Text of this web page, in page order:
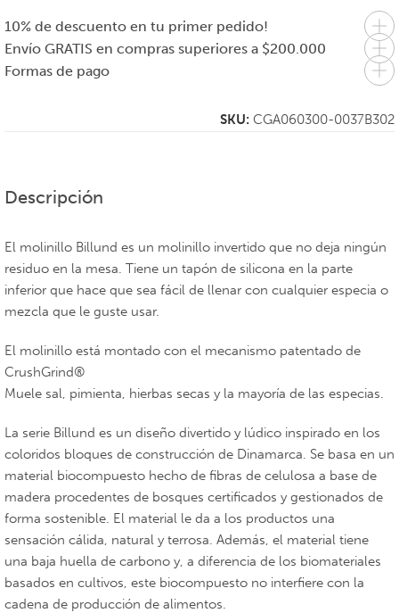
10% de descuento en tu primer pedido!
Envío GRATIS en compras superiores a $200.000
Formas de pago
SKU: CGA060300-0037B302
Descripción
El molinillo Billund es un molinillo invertido que no deja ningún
residuo en la mesa. Tiene un tapón de silicona en la parte
inferior que hace que sea fácil de llenar con cualquier especia o
mezcla que le guste usar.
El molinillo está montado con el mecanismo patentado de
CrushGrind®
Muele sal, pimienta, hierbas secas y la mayoría de las especias.
La serie Billund es un diseño divertido y lúdico inspirado en los
coloridos bloques de construcción de Dinamarca. Se basa en un
material biocompuesto hecho de fibras de celulosa a base de
madera procedentes de bosques certificados y gestionados de
forma sostenible. El material le da a los productos una
sensación cálida, natural y terrosa. Además, el material tiene
una baja huella de carbono y, a diferencia de los biomateriales
basados en cultivos, este biocompuesto no interfiere con la
cadena de producción de alimentos.